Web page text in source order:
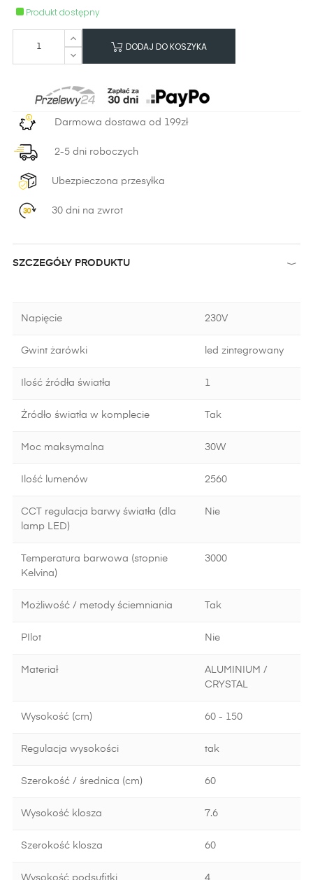
Produkt dostępny
DODAJ DO KOSZYKA
Darmowa dostawa od 199zł
2-5 dni roboczych
Ubezpieczona przesyłka
30 dni na zwrot
SZCZEGÓŁY PRODUKTU
Napięcie 230V
Gwint żarówki led zintegrowany
Ilość źródła światła 1
Źródło światła w komplecie Tak
Moc maksymalna 30W
Ilość lumenów 2560
CCT regulacja barwy światła (dla
lamp LED)
Nie
Temperatura barwowa (stopnie
Kelvina)
3000
Możliwość / metody ściemniania Tak
PIlot Nie
Materiał
ALUMINIUM /
CRYSTAL
Wysokość (cm) 60 - 150
Regulacja wysokości tak
Szerokość / średnica (cm) 60
Wysokość klosza 7.6
Szerokość klosza 60
Wysokość podsufitki 4